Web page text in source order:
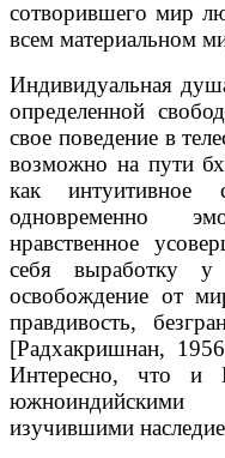
сотворившего мир
всем материальном
Индивидуальная
определенной
свое поведение в
возможно на пути
как
одновременно
нравственное
себя выработку у
освобождение от
правдивость,
[Радхакришнан,
Интересно, что и
изучившими